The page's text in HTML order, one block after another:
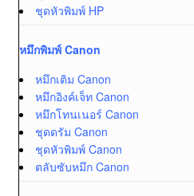
ชุดหัวพิมพ์ HP
หมึกพิมพ์ Canon
หมึกเติม Canon
หมึกอิงค์เจ็ท Canon
หมึกโทนเนอร์ Canon
ชุดดรัม Canon
ชุดหัวพิมพ์ Canon
ตลับซับหมึก Canon